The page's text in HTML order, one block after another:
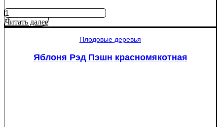
Количество
товара
Туя
Читать далее
Плодовые деревья
Яблоня Рэд Пэшн красномякотная